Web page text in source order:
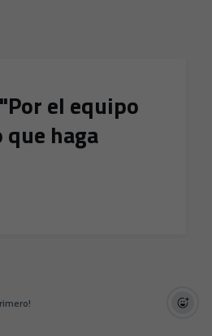
el equipo
que haga